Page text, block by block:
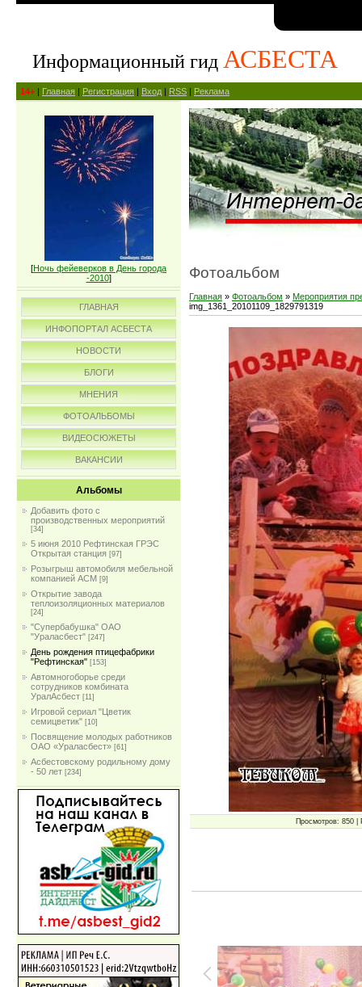
Информационный гид АСБЕСТА
14+ | Главная | Регистрация | Вход | RSS | Реклама
[Ночь фейеверков в День города
-2010]
ГЛАВНАЯ
ИНФОПОРТАЛ АСБЕСТА
НОВОСТИ
БЛОГИ
МНЕНИЯ
ФОТОАЛЬБОМЫ
ВИДЕОСЮЖЕТЫ
ВАКАНСИИ
Альбомы
Добавить фото с
производственных мероприятий
[34]
5 июня 2010 Рефтинская ГРЭС
Открытая станция [97]
Розыгрыш автомобиля мебельной
компанией АСМ [9]
Открытие завода
теплоизоляционных материалов
[24]
"Супербабушка" ОАО
"Ураласбест" [247]
День рождения птицефабрики
"Рефтинская" [153]
Автомногоборье среди
сотрудников комбината
УралАсбест [11]
Игровой сериал "Цветик
семицветик" [10]
Посвящение молодых работников
ОАО «Ураласбест» [61]
Асбестовскому родильному дому
- 50 лет [234]
Фотоальбом
Главная » Фотоальбом » Мероприятия
img_1361_20101109_1829791319
Просмотров: 850 |